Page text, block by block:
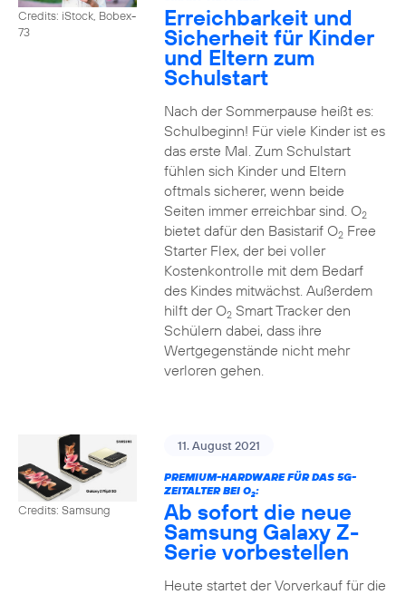
Credits: iStock, Bobex-
73
Erreichbarkeit und
Sicherheit für Kinder
und Eltern zum
Schulstart
Nach der Sommerpause heißt es:
Schulbeginn! Für viele Kinder ist es
das erste Mal. Zum Schulstart
fühlen sich Kinder und Eltern
oftmals sicherer, wenn beide
Seiten immer erreichbar sind. O2
bietet dafür den Basistarif O2Free
Starter Flex, der bei voller
Kostenkontrolle mit dem Bedarf
des Kindes mitwächst. Außerdem
hilft der O2Smart Tracker den
Schülern dabei, dass ihre
Wertgegenstände nicht mehr
verloren gehen.
Credits: Samsung
11. August 2021
PREMIUM-HARDWARE FÜR DAS 5G-
ZEITALTER BEI O2:
Ab sofort die neue
Samsung Galaxy Z-
Serie vorbestellen
Heute startet der Vorverkauf für die